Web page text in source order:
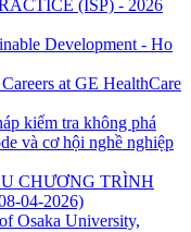
(ISP) - 2026
Development - Ho
at GE HealthCare
kiểm tra không phá
và cơ hội nghề nghiệp
CHƯƠNG TRÌNH
04-2026)
Osaka University,